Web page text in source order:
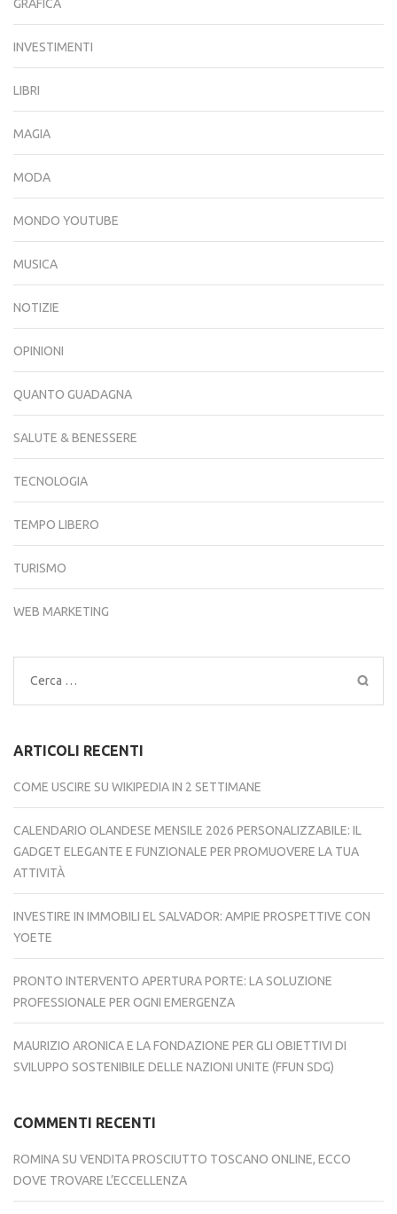
GRAFICA
INVESTIMENTI
LIBRI
MAGIA
MODA
MONDO YOUTUBE
MUSICA
NOTIZIE
OPINIONI
QUANTO GUADAGNA
SALUTE & BENESSERE
TECNOLOGIA
TEMPO LIBERO
TURISMO
WEB MARKETING
Ricerca
per:
ARTICOLI RECENTI
COME USCIRE SU WIKIPEDIA IN 2 SETTIMANE
CALENDARIO OLANDESE MENSILE 2026 PERSONALIZZABILE: IL
GADGET ELEGANTE E FUNZIONALE PER PROMUOVERE LA TUA
ATTIVITÀ
INVESTIRE IN IMMOBILI EL SALVADOR: AMPIE PROSPETTIVE CON
YOETE
PRONTO INTERVENTO APERTURA PORTE: LA SOLUZIONE
PROFESSIONALE PER OGNI EMERGENZA
MAURIZIO ARONICA E LA FONDAZIONE PER GLI OBIETTIVI DI
SVILUPPO SOSTENIBILE DELLE NAZIONI UNITE (FFUN SDG)
COMMENTI RECENTI
ROMINA SU VENDITA PROSCIUTTO TOSCANO ONLINE, ECCO
DOVE TROVARE L’ECCELLENZA